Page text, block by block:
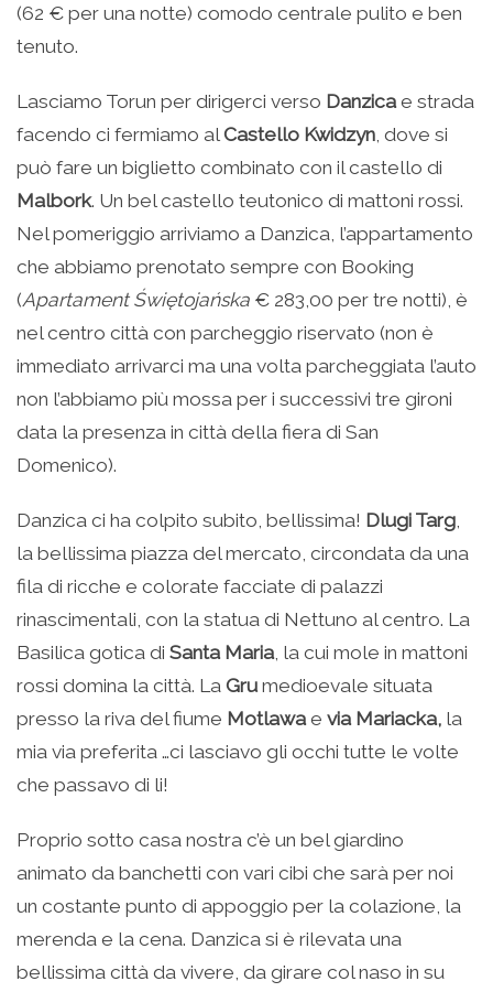
(62 € per una notte) comodo centrale pulito e ben
tenuto.
Lasciamo Torun per dirigerci verso Danzicae strada
facendo ci fermiamo al Castello Kwidzyn , dove si
può fare un biglietto combinato con il castello di
Malbork. Un bel castello teutonico di mattoni rossi.
Nel pomeriggio arriviamo a Danzica, l’appartamento
che abbiamo prenotato sempre con Booking
(Apartament Świętojańska € 283,00 per tre notti), è
nel centro città con parcheggio riservato (non è
immediato arrivarci ma una volta parcheggiata l’auto
non l’abbiamo più mossa per i successivi tre gironi
data la presenza in città della fiera di San
Domenico).
Danzica ci ha colpito subito, bellissima! Dlugi Targ
la bellissima piazza del mercato, circondata da una
fila di ricche e colorate facciate di palazzi
rinascimentali, con la statua di Nettuno al centro. La
Basilica gotica di Santa Maria, la cui mole in mattoni
rossi domina la città. La Gru medioevale situata
presso la riva del fiume Motlawae via Mariacka, la
mia via preferita …ci lasciavo gli occhi tutte le volte
che passavo di li!
Proprio sotto casa nostra c’è un bel giardino
animato da banchetti con vari cibi che sarà per noi
un costante punto di appoggio per la colazione, la
merenda e la cena. Danzica si è rilevata una
bellissima città da vivere, da girare col naso in su